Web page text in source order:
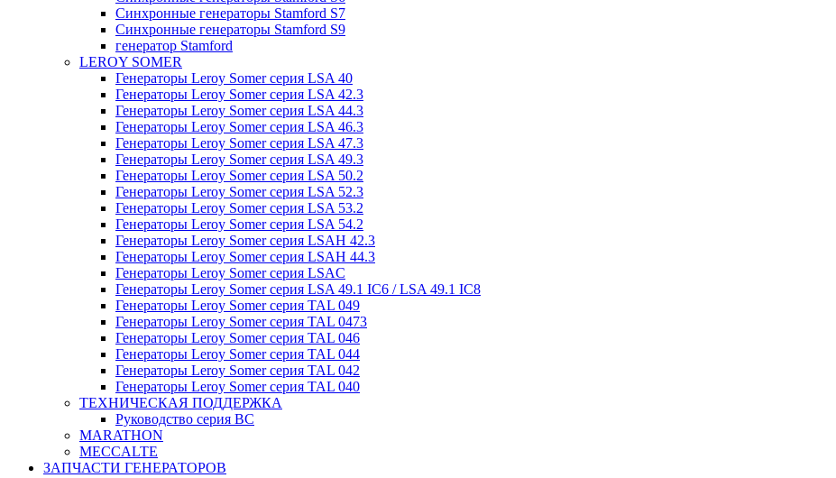
Синхронные генераторы Stamford S7
Синхронные генераторы Stamford S9
генератор Stamford
LEROY SOMER
Генераторы Leroy Somer серия LSA 40
Генераторы Leroy Somer серия LSA 42.3
Генераторы Leroy Somer серия LSA 44.3
Генераторы Leroy Somer серия LSA 46.3
Генераторы Leroy Somer серия LSA 47.3
Генераторы Leroy Somer серия LSA 49.3
Генераторы Leroy Somer серия LSA 50.2
Генераторы Leroy Somer серия LSA 52.3
Генераторы Leroy Somer серия LSA 53.2
Генераторы Leroy Somer серия LSA 54.2
Генераторы Leroy Somer серия LSAH 42.3
Генераторы Leroy Somer серия LSAH 44.3
Генераторы Leroy Somer серия LSAC
Генераторы Leroy Somer серия LSA 49.1 IC6 / LSA 49.1 IC8
Генераторы Leroy Somer серия TAL 049
Генераторы Leroy Somer серия TAL 0473
Генераторы Leroy Somer серия TAL 046
Генераторы Leroy Somer серия TAL 044
Генераторы Leroy Somer серия TAL 042
Генераторы Leroy Somer серия TAL 040
ТЕХНИЧЕСКАЯ ПОДДЕРЖКА
Руководство серия BC
MARATHON
MECCALTE
ЗАПЧАСТИ ГЕНЕРАТОРОВ